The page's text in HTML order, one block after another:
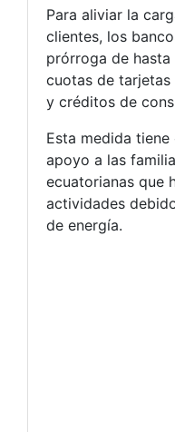
Para aliviar la
clientes, los
prórroga de
cuotas de
y créditos de
Esta medida
apoyo a las
ecuatorianas que
actividades
de energía.